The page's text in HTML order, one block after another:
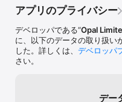
アプリのプライバシー
デベロッパである“Opal
に、以下のデータの取り扱い
した。詳しくは、 デベロッパ
さい。
デー